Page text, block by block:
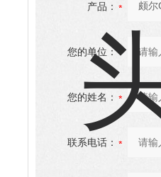
产品：
您的单位：
您的姓名：
联系电话：